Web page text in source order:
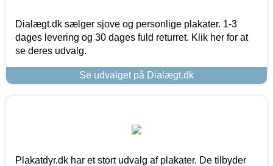
Dialægt.dk sælger sjove og personlige plakater. 1-3
dages levering og 30 dages fuld returret. Klik her for at
se deres udvalg.
Se udvalget på Dialægt.dk
Plakatdyr.dk har et stort udvalg af plakater. De tilbyder